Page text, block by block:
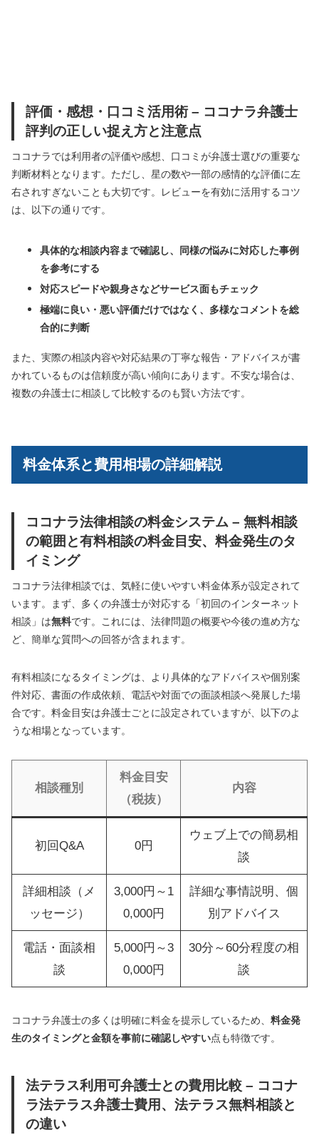
評価・感想・口コミ活用術 – ココナラ弁護士
評判の正しい捉え方と注意点
ココナラでは利用者の評価や感想、口コミが弁護士選びの重要な
判断材料となります。ただし、星の数や一部の感情的な評価に左
右されすぎないことも大切です。レビューを有効に活用するコツ
は、以下の通りです。
具体的な相談内容まで確認し、同様の悩みに対応した事例
を参考にする
対応スピードや親身さなどサービス面もチェック
極端に良い・悪い評価だけではなく、多様なコメントを総
合的に判断
また、実際の相談内容や対応結果の丁寧な報告・アドバイスが書
かれているものは信頼度が高い傾向にあります。不安な場合は、
複数の弁護士に相談して比較するのも賢い方法です。
料金体系と費用相場の詳細解説
ココナラ法律相談の料金システム – 無料相談
の範囲と有料相談の料金目安、料金発生のタ
イミング
ココナラ法律相談では、気軽に使いやすい料金体系が設定されて
います。まず、多くの弁護士が対応する「初回のインターネット
相談」は無料です。これには、法律問題の概要や今後の進め方な
ど、簡単な質問への回答が含まれます。
有料相談になるタイミングは、より具体的なアドバイスや個別案
件対応、書面の作成依頼、電話や対面での面談相談へ発展した場
合です。料金目安は弁護士ごとに設定されていますが、以下のよ
うな相場となっています。
相談種別
料金目安
（税抜）
内容
初回Q&A 0円
ウェブ上での簡易相
談
詳細相談（メ
ッセージ）
3,000円～1
0,000円
詳細な事情説明、個
別アドバイス
電話・面談相
談
5,000円～3
0,000円
30分～60分程度の相
談
ココナラ弁護士の多くは明確に料金を提示しているため、 料金発
生のタイミングと金額を事前に確認しやすい点も特徴です。
法テラス利用可弁護士との費用比較 – ココナ
ラ法テラス弁護士費用、法テラス無料相談と
の違い